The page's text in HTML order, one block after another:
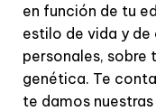
en función de tu
estilo de vida y
personales, sobre
genética. Te
te damos